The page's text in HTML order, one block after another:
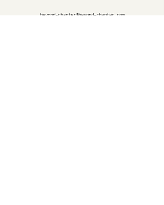
beyond-chapter@beyond-chapter.com